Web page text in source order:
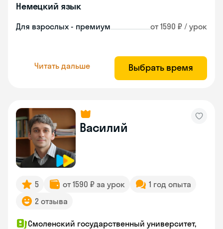
Немецкий язык
Для взрослых - премиум от 1590 ₽ / урок
Читать дальше Выбрать время
Василий
5 от 1590 ₽ за урок
1 год опыта
2 отзыва
Смоленский государственный университет,